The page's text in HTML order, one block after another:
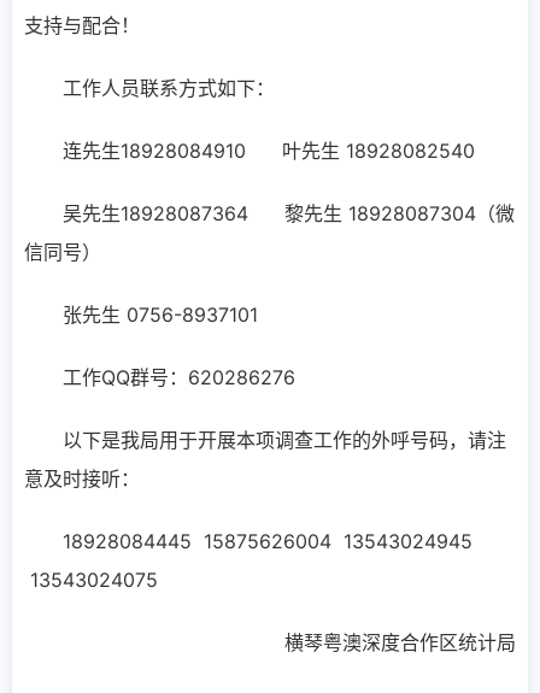
支持与配合！
工作人员联系方式如下：
连先生18928084910 叶先生 18928082540
吴先生18928087364 黎先生 18928087304（微
信同号）
张先生 0756-8937101
工作QQ群号：620286276
以下是我局用于开展本项调查工作的外呼号码，请注
意及时接听：
18928084445 15875626004 13543024945
13543024075
横琴粤澳深度合作区统计局